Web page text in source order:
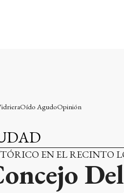
Oído AgudoOpinión
EN EL RECINTO